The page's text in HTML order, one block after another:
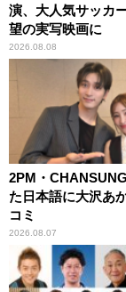
演、大人気サッカ
望の実写映画に
2026.08.08
2PM・
た日本語に大沢あ
コミ
2026.08.07